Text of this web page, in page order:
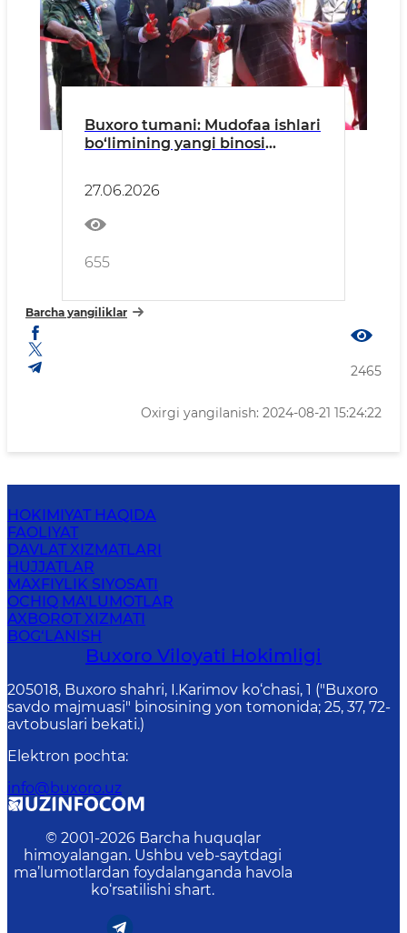
Buxoro tumani: Mudofaa ishlari
bo‘limining yangi binosi
27.06.2026
655
Barcha yangiliklar
2465
Oxirgi yangilanish: 2024-08-21 15:24:22
HOKIMIYAT HAQIDA
FAOLIYAT
DAVLAT XIZMATLARI
HUJJATLAR
MAXFIYLIK SIYOSATI
OCHIQ MA'LUMOTLAR
AXBOROT XIZMATI
BOG‘LANISH
Buxoro Viloyati Hokimligi
205018, Buхоrо shahri, I.Karimov ko‘chаsi, 1 ("Buxoro
savdo majmuasi" binosining yon tomonida; 25, 37, 72-
avtobuslari bekati.)
Elektron pochta:
info@buxoro.uz
© 2001-2026 Barcha huquqlar
himoyalangan. Ushbu veb-saytdagi
ma’lumotlardan foydalanganda havola
ko‘rsatilishi shart.